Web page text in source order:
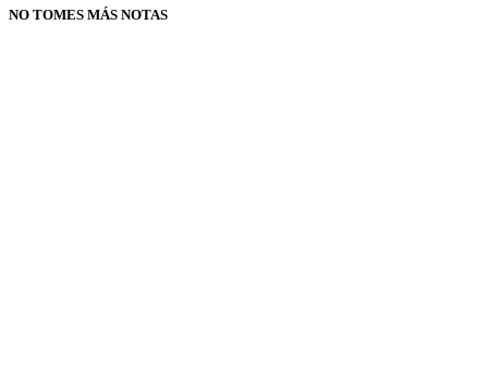
NO TOMES MÁS NOTAS